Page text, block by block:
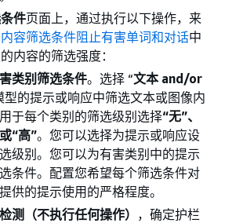
件页面上，通过执行以下操作，来
容筛选条件阻止有害单词和对话中
内容的筛选强度：
类别筛选条件。选择 “文本 and/or
型的提示或响应中筛选文本或图像内
于每个类别的筛选级别选择“无”、
“高”。您可以选择为提示或响应设
级别。您可以为有害类别中的提示
条件。配置您希望每个筛选条件对
供的提示使用的严格程度。
检测（不执行任何操作） ，确定护栏